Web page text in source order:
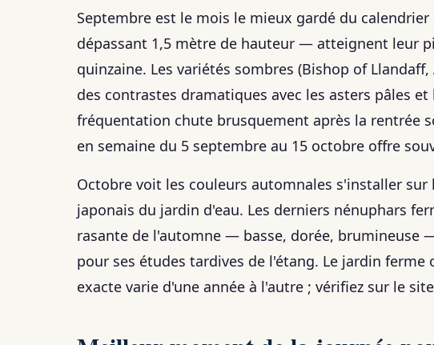
Septembre est le mois le mieux gardé du
dépassant 1,5 mètre de hauteur — atteignent leur
quinzaine. Les variétés sombres (Bishop of
des contrastes dramatiques avec les asters pâles
fréquentation chute brusquement après la rentrée
en semaine du 5 septembre au 15 octobre offre
Octobre voit les couleurs automnales s'installer sur
japonais du jardin d'eau. Les derniers nénuphars
rasante de l'automne — basse, dorée, brumineuse
pour ses études tardives de l'étang. Le jardin
exacte varie d'une année à l'autre ; vérifiez sur le